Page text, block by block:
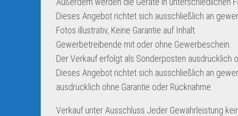
Dieses Angebot richtet sich ausschließlich an
Fotos illustrativ, Keine Garantie auf Inhalt.
Gewerbetreibende mit oder ohne Gewerbeschein.
Der Verkauf erfolgt als Sonderposten ausdrücklich
Dieses Angebot richtet sich ausschließlich an
ausdrücklich ohne Garantie oder Rücknahme.
Verkauf unter Ausschluss Jeder Gewährleistung